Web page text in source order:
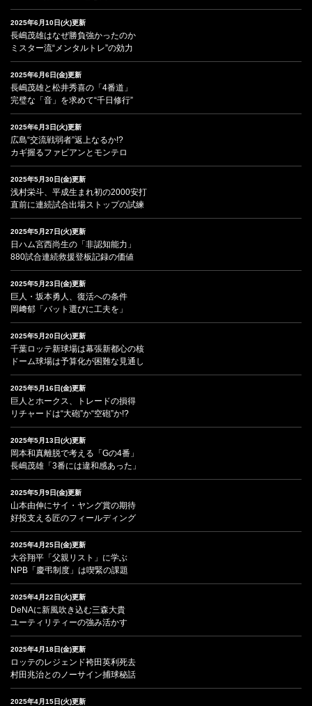
2025年6月10日(火)更新
長嶋茂雄はなぜ勝負強かったのか
ミスター流“メンタルトレ”の効力
2025年6月6日(金)更新
長嶋茂雄と松井秀喜の「4番道」
完璧な「音」を求めて“千日修行”
2025年6月3日(火)更新
広島“交流戦弱者”返上なるか!?
カギ握るファビアンとモンテロ
2025年5月30日(金)更新
浅村栄斗、平成生まれ初の2000安打
直前に連続試合出場ストップの試練
2025年5月27日(火)更新
日ハム宮西尚生の「非認知能力」
880試合連続救援登板記録の価値
2025年5月23日(金)更新
巨人・坂本勇人、復活への条件
岡﨑郁「バット選びに工夫を」
2025年5月20日(火)更新
千葉ロッテ新球場は幕張新都心の核
ドーム球場は予算化が困難な見通し
2025年5月16日(金)更新
巨人とホークス、トレードの損得
リチャードは“大砲”か“空砲”か!?
2025年5月13日(火)更新
岡本和真離脱で考える「Gの4番」
長嶋茂雄「3番には違和感あった」
2025年5月9日(金)更新
山本由伸にサイ・ヤング賞の期待
好投支える匠のフィールディング
2025年4月25日(金)更新
大谷翔平「父親リスト」に学ぶ
NPB「慶弔制度」は喫緊の課題
2025年4月22日(火)更新
DeNAに新風吹き込む三森大貴
ユーティリティーの強み活かす
2025年4月18日(金)更新
ロッテのレジェンド袴田英利死去
村田兆治とのノーサイン捕球秘話
2025年4月15日(火)更新